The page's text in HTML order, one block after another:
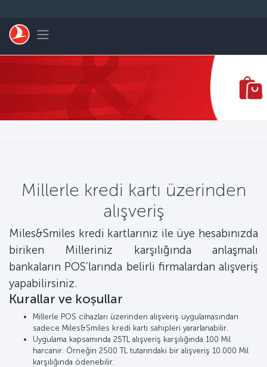
Toggle navigation
Millerle kredi kartı üzerinden
alışveriş
Miles&Smiles kredi kartlarınız ile üye hesabınızda
biriken Milleriniz karşılığında anlaşmalı
bankaların POS’larında belirli firmalardan alışveriş
yapabilirsiniz.
Kurallar ve koşullar
Millerle POS cihazları üzerinden alışveriş uygulamasından
sadece Miles&Smiles kredi kartı sahipleri yararlanabilir.
Uygulama kapsamında 25TL alışveriş karşılığında 100 Mil
harcanır. Örneğin 2500 TL tutarındaki bir alışveriş 10.000 Mil
karşılığında ödenebilir.